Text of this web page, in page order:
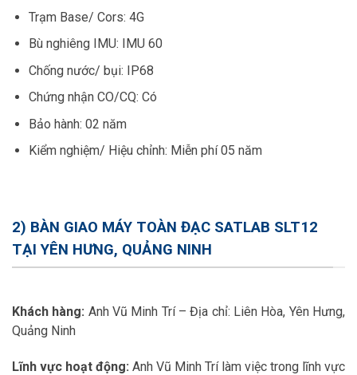
Trạm Base/ Cors: 4G
Bù nghiêng IMU: IMU 60
Chống nước/ bụi: IP68
Chứng nhận CO/CQ: Có
Bảo hành: 02 năm
Kiểm nghiệm/ Hiệu chỉnh: Miễn phí 05 năm
2) BÀN GIAO MÁY TOÀN ĐẠC SATLAB SLT12
TẠI YÊN HƯNG, QUẢNG NINH
Khách hàng: Anh Vũ Minh Trí – Địa chỉ: Liên Hòa, Yên Hưng,
Quảng Ninh
Lĩnh vực hoạt động: Anh Vũ Minh Trí làm việc trong lĩnh vực